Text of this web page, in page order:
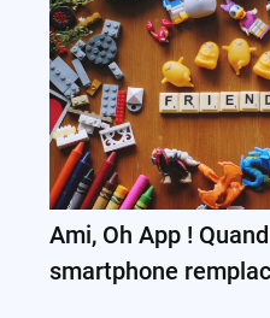
Ami, Oh App !
smartphone